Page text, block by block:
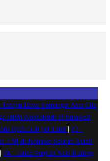
Bawa Semangat Asta Cita
BBM Nonsubsidi di Sulawesi
Rp28.500 per Liter
#3 -
TNI di Konawe Selatan Alami
#4 - Janda Penjual Nasi Kuning